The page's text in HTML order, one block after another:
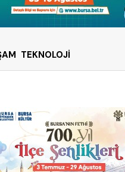
TEKNOLOJİ